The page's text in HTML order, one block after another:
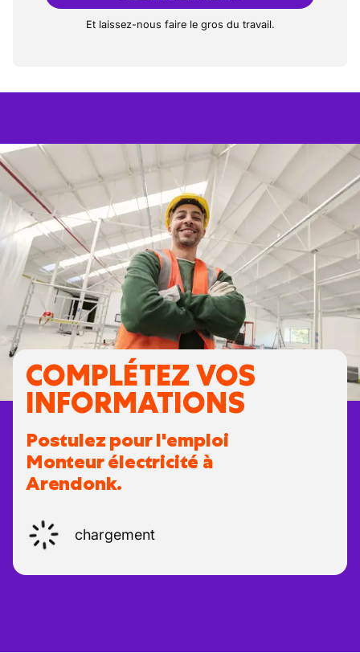
Et laissez-nous faire le gros du travail.
COMPLÉTEZ VOS
INFORMATIONS
Postulez pour l'emploi
Monteur électricité à
Arendonk.
chargement